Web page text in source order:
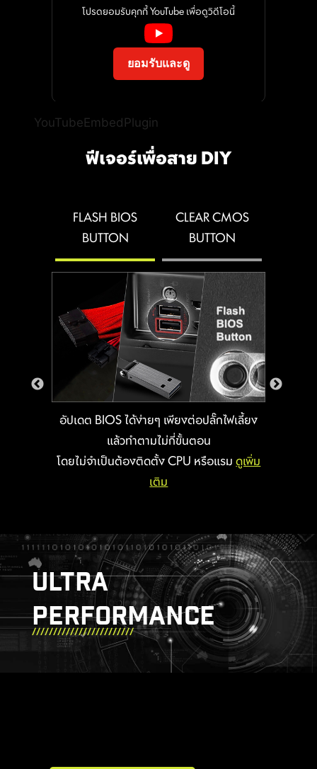
โปรดยอมรับคุกกี้ YouTube เพื่อดูวิดีโอนี้
ยอมรับและดู
YouTubeEmbedPlugin
ฟีเจอร์เพื่อสาย DIY
FLASH BIOS
BUTTON
CLEAR CMOS
BUTTON
อัปเดต BIOS ได้ง่ายๆ เพียงต่อปลั๊กไฟเลี้ยง
แล้วทำตามไม่กี่ขั้นตอน
โดยไม่จำเป็นต้องติดตั้ง CPU หรือแรมดูเพิ่ม
เติม
แจ้งเตือนป้องกันการ
กระแทก
ระยะเว้นปลอดภัย
ระบบป้องกันไฟฟ้าสถิต
สองชั้น
*สายหรืออุปกรณ์เชื่อมต่อ Pin-Header ไม่ได้แถมมา
พร้อมกับเมนบอร์ด
พอร์ต JAF_1 เอกสิทธิ์เฉพาะจาก MSI ช่วยให้
สามารถเปลี่ยนพอร์ต JAF_1 ให้กลายเป็น
พอร์ต ARGB Gen 1 และพอร์ตพัดลมเพิ่ม
Cable พิเศษ ช่วยลดความยุ่งยากของการจัด
สายและเพิ่มประสิทธิภาพในการประกอบ
เครื่องอย่างลงตัว
ADDITIONAL
ARGB HEADER
ADDITIONAL
FAN HEADER
HEADER WITH DIFFERENT COLOR
หมดปัญหาเสียบสายผิดช่อง! ด้วยการ
ออกแบบที่แยกสีพินเฮดเดอร์ตามฟังก์ชัน
การใช้งาน โดยมาร์กสีเทาไว้ที่ช่อง Pump
Sys, ARGB และ PCIe 8-pin ส่วนพิน JAF_1
จะใช้สีดำ ช่วยให้สายประกอบคอมจัดการสาย
ไฟได้อย่างรวดเร็วและเป็นระบบกว่าที่เคย
IDENTIFY M.2 SIGNAL SOURCE
เลือกใช้โปรไฟล์สำเร็จรูปอย่าง
EXPO และ A-XMP เพื่อโอเวอร์
คล็อกแรม DDR รุ่นที่รองรับได้
โดยอัตโนมัติ เพื่อรีดประสิทธิภาพ
การทำงานให้ออกมาดีที่สุด
จัดเต็มด้วยหลากหลายฟีเจอร์ AI ที่เข้ามาช่วย
ยกระดับทุกประสบการณ์การใช้งาน
คอมพิวเตอร์ของ คุณ ด้วยการปรับแต่งระบบ
ใช้งานง่าย ช่วยให้คุณปรับแต่งและจัดการตั้ง
ค่าพีซีได้ตามต้องการ ยกตัวอย่างเช่น AI
Engine ที่จะช่วยปรับการตั้งค่าของระบบให้
อัตโนมัติโดยอิงจากแอปพลิเคชันที่คุณกำลัง
ใช้งาน เพื่อประสิทธิภาพที่ลื่นไหลที่สุด
ULTRA
PERFORMANCE